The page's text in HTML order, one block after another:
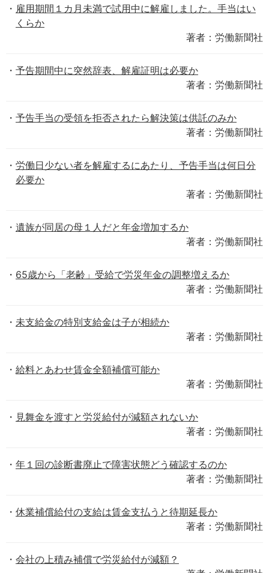
雇用期間１カ月未満で試用中に解雇しました。手当はい
くらか
著者：労働新聞社
予告期間中に突然辞表、解雇証明は必要か
著者：労働新聞社
予告手当の受領を拒否されたら解決策は供託のみか
著者：労働新聞社
労働日少ない者を解雇するにあたり、予告手当は何日分
必要か
著者：労働新聞社
遺族が同居の母１人だと年金増加するか
著者：労働新聞社
65歳から「老齢」受給で労災年金の調整増えるか
著者：労働新聞社
未支給金の特別支給金は子が相続か
著者：労働新聞社
給料とあわせ賃金全額補償可能か
著者：労働新聞社
見舞金を渡すと労災給付が減額されないか
著者：労働新聞社
年１回の診断書廃止で障害状態どう確認するのか
著者：労働新聞社
休業補償給付の支給は賃金支払うと待期延長か
著者：労働新聞社
会社の上積み補償で労災給付が減額？